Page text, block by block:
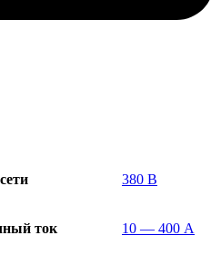
380 В
ток 10 — 400 А